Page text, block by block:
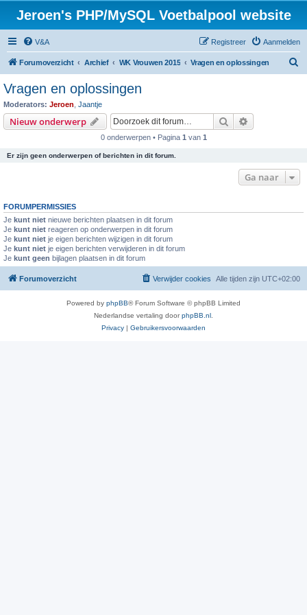
Jeroen's PHP/MySQL Voetbalpool website
V&A Aanmelden
Registreer
Forumoverzicht Archief WK Vrouwen 2015 Vragen en oplossingen
Vragen en oplossingen
Moderators: Jeroen Jaantje
Nieuw onderwerp Zoek
0 onderwerpen • Pagina 1 van 1
Er zijn geen onderwerpen of berichten in dit forum.
Ga naar
FORUMPERMISSIES
Je kunt niet nieuwe berichten plaatsen in dit forum
Je kunt niet reageren op onderwerpen in dit forum
Je kunt niet je eigen berichten wijzigen in dit forum
Je kunt niet je eigen berichten verwijderen in dit forum
Je kunt geen bijlagen plaatsen in dit forum
Forumoverzicht Alle tijden zijn UTC+02:00
Verwijder cookies
Powered by phpBB® Forum Software © phpBB Limited
Nederlandse vertaling doorphpBB.nl
Privacy | Gebruikersvoorwaarden